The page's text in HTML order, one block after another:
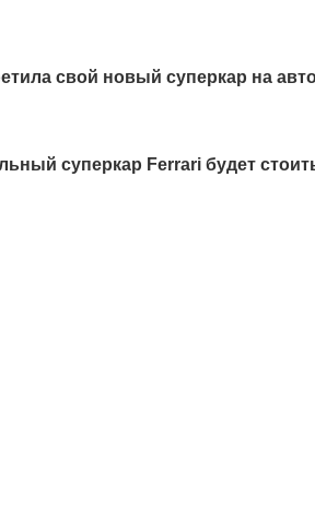
свой новый суперкар на
суперкар Ferrari будет